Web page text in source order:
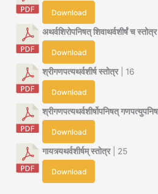
Download
अथर्वशिरोपनिषत् शिवाथर्वशीर्षं च स्तोत्र
Download
श्रीगणपत्यथर्वशीर्ष स्तोत्र| 16
Download
श्रीगणपत्यथर्वशीर्षोपनिषत्
Download
गायत्र्यथर्वशीर्षम् स्तोत्र| 25
Download